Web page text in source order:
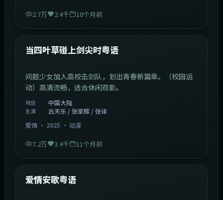
2.7万 2.4千 10个月前
最新
当四叶草碰上剑尖时粤语
问题少女加入高校击剑队，划出青春新篇章。（校园运
动）高清流畅，适合休闲观影。
地区 中国大陆
主演
古天乐 / 张家辉 / 张译
爱情· 2025 · 动漫
7.2万 3.4千 11个月前
最新
爱情安歌粤语